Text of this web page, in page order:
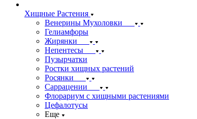
Хищные Растения
Венерины Мухоловки
Гелиамфоры
Жирянки
Непентесы
Пузырчатки
Ростки хищных растений
Росянки
Саррацении
Флорариум с хищными растениями
Цефалотусы
Еще